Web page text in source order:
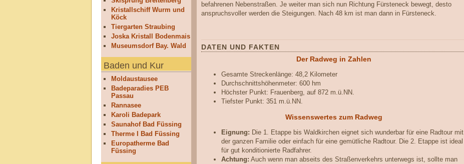
Kristallschiff Wurm und
Köck
Tiergarten Straubing
Joska Kristall Bodenmais
Museumsdorf Bay. Wald
Baden und Kur
Moldaustausee
Badeparadies PEB
Passau
Rannasee
Karoli Badepark
Saunahof Bad Füssing
Therme I Bad Füssing
Europatherme Bad
Füssing
befahrenen Nebenstraßen. Je weiter man sich nun Richtung Fürsteneck bewegt, desto
anspruchsvoller werden die Steigungen. Nach 48 km ist man dann in Fürsteneck.
DATEN UND FAKTEN
Der Radweg in Zahlen
Gesamte Streckenlänge: 48,2 Kilometer
Durchschnittshöhenmeter: 600 hm
Höchster Punkt: Frauenberg, auf 872 m.ü.NN.
Tiefster Punkt: 351 m.ü.NN.
Wissenswertes zum Radweg
Eignung: Die 1. Etappe bis Waldkirchen eignet sich wunderbar für eine Radtour mit
der ganzen Familie oder einfach für eine gemütliche Radtour. Die 2. Etappe ist ideal
für gut konditionierte Radfahrer.
Achtung: Auch wenn man abseits des Straßenverkehrs unterwegs ist, sollte man